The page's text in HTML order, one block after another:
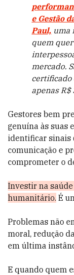
e Gestão
Paul, uma
quem
mercado.
certificado
apenas R$
Gestores bem
genuína às suas
identificar sinais
comunicação e
comprometer o
Investir na
humanitário. É
Problemas não
moral, redução
em última
E quando quem